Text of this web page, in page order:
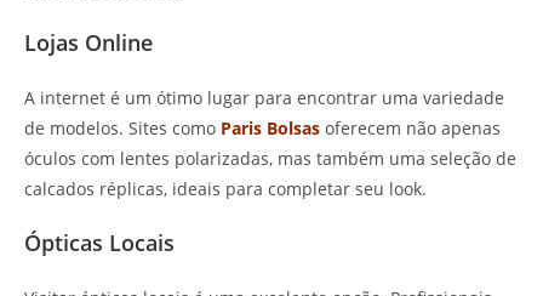
Lojas Online
A internet é um ótimo lugar para encontrar uma variedade
de modelos. Sites como Paris Bolsas oferecem não apenas
óculos com lentes polarizadas, mas também uma seleção de
calcados réplicas, ideais para completar seu look.
Ópticas Locais